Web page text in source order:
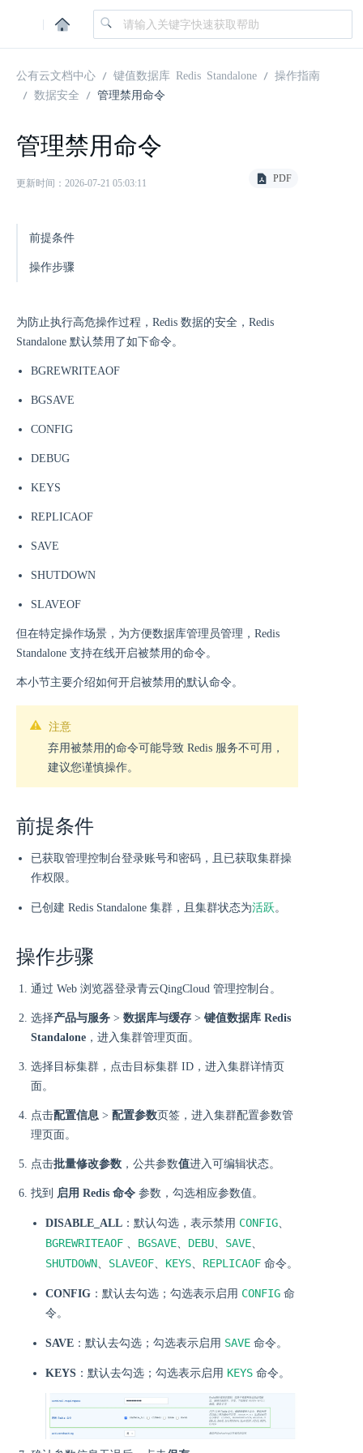
|
公有云文档中心 键值数据库 Redis Standalone
操作指南
数据安全
管理禁用命令
管理禁用命令
更新时间：2026-07-21 05:03:11 PDF
前提条件
操作步骤
为防止执行高危操作过程，Redis 数据的安全，Redis
Standalone 默认禁用了如下命令。
BGREWRITEAOF
BGSAVE
CONFIG
DEBUG
KEYS
REPLICAOF
SAVE
SHUTDOWN
SLAVEOF
但在特定操作场景，为方便数据库管理员管理，Redis
Standalone 支持在线开启被禁用的命令。
本小节主要介绍如何开启被禁用的默认命令。
注意
弃用被禁用的命令可能导致 Redis 服务不可用，
建议您谨慎操作。
前提条件
已获取管理控制台登录账号和密码，且已获取集群操
作权限。
已创建 Redis Standalone 集群，且集群状态为活跃。
操作步骤
通过 Web 浏览器登录青云QingCloud 管理控制台。
选择产品与服务 > 数据库与缓存 > 键值数据库 Redis
Standalone ，进入集群管理页面。
选择目标集群，点击目标集群 ID，进入集群详情页
面。
点击配置信息 > 配置参数页签，进入集群配置参数管
理页面。
点击批量修改参数 ，公共参数值进入可编辑状态。
找到 启用 Redis 命令 参数，勾选相应参数值。
DISABLE_ALL ：默认勾选，表示禁用 CONFIG、
BGREWRITEAOF 、 BGSAVE、 DEBU、 SAVE、
SHUTDOWN、 SLAVEOF、 KEYS、 REPLICAOF 命令。
CONFIG ：默认去勾选；勾选表示启用 CONFIG 命
令。
SAVE ：默认去勾选；勾选表示启用 SAVE 命令。
KEYS ：默认去勾选；勾选表示启用 KEYS 命令。